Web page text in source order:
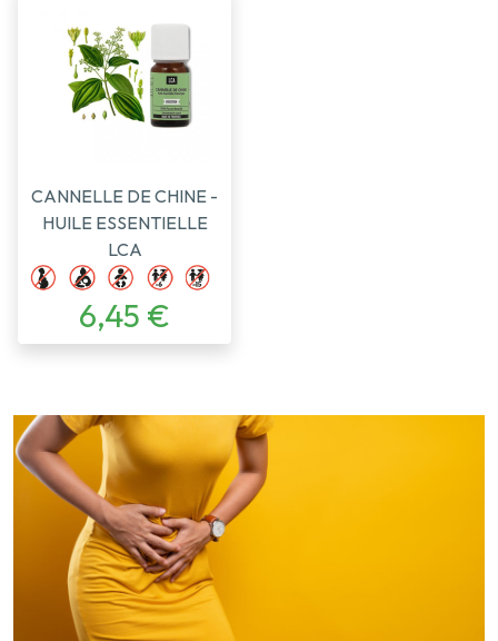
CANNELLE DE CHINE -
HUILE ESSENTIELLE
LCA
6,45 €